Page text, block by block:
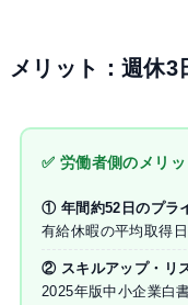
メリット：週休
✅ 労働者側のメリッ
① 年間約52日のプラ
有給休暇の平均取得
② スキルアップ・リ
2025年版中小企業白